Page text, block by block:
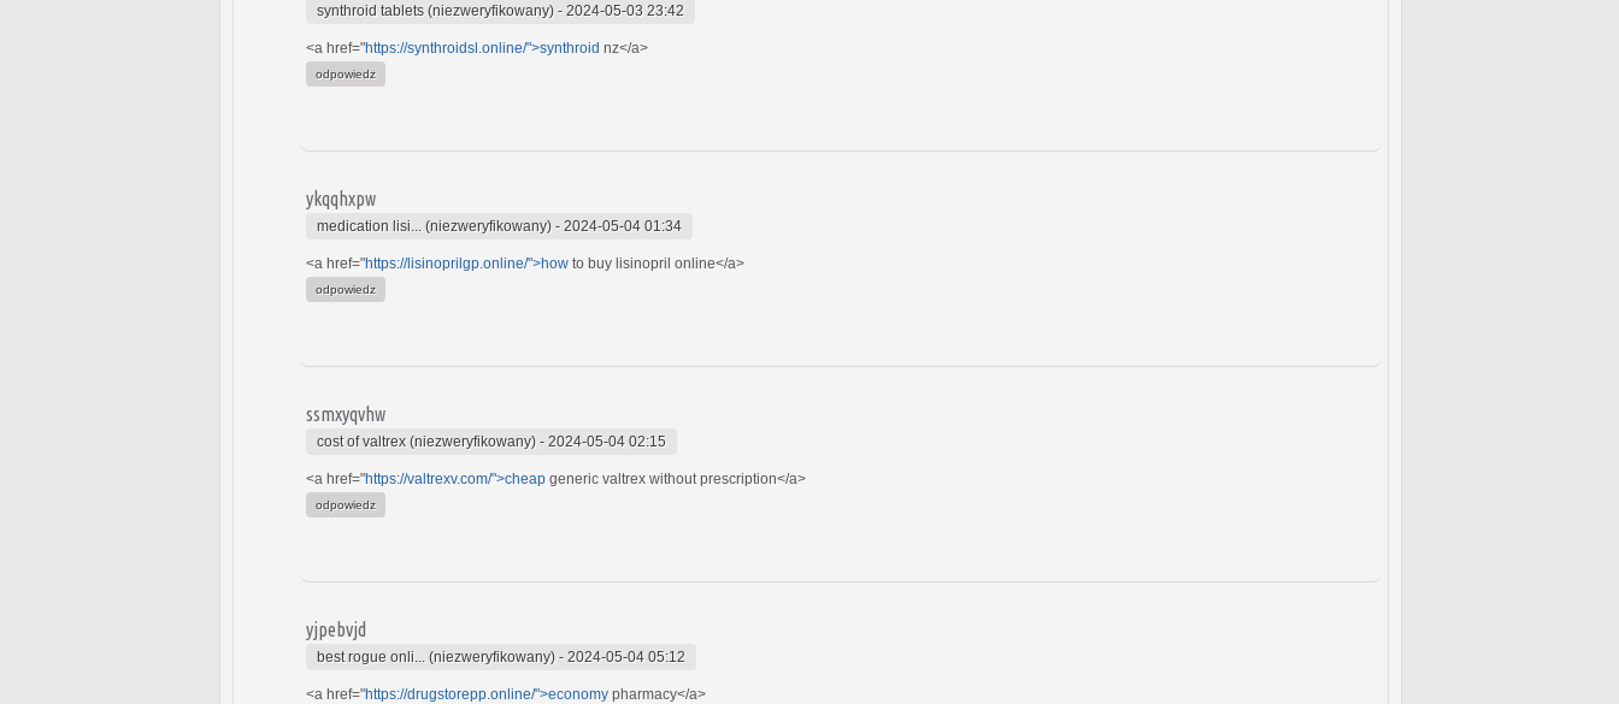
synthroid tablets (niezweryfikowany) - 2024-05-03 23:42
<a href="https://synthroidsl.online/">synthroid nz</a>
odpowiedz
ykqqhxpw
medication lisi... (niezweryfikowany) - 2024-05-04 01:34
<a href="https://lisinoprilgp.online/">how to buy lisinopril online</a>
odpowiedz
ssmxyqvhw
cost of valtrex (niezweryfikowany) - 2024-05-04 02:15
<a href="https://valtrexv.com/">cheap generic valtrex without prescription</a>
odpowiedz
yjpebvjd
best rogue onli... (niezweryfikowany) - 2024-05-04 05:12
<a href="https://drugstorepp.online/">economy pharmacy</a>